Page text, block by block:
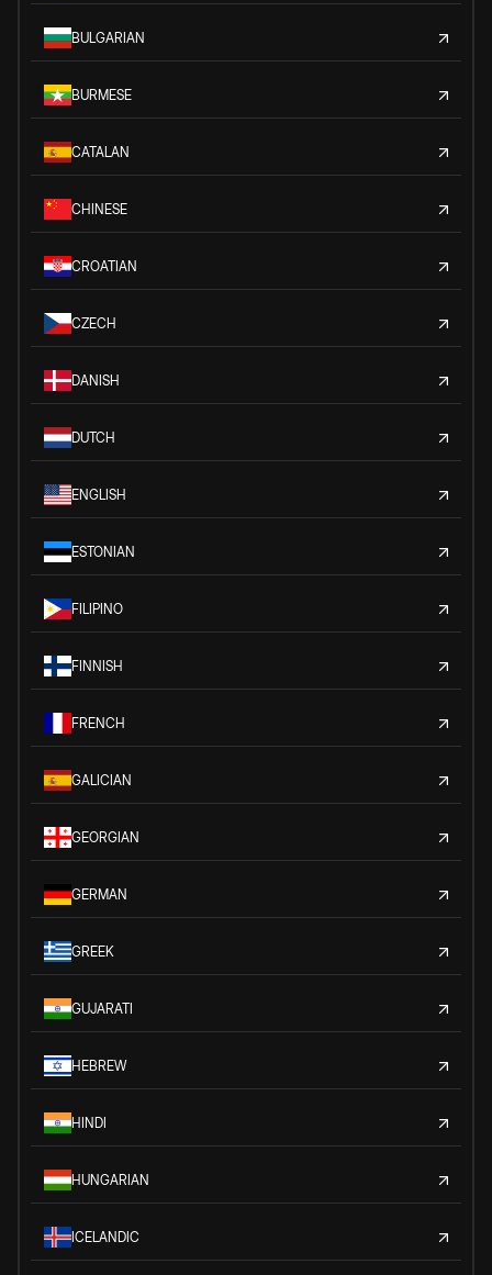
BULGARIAN
BURMESE
CATALAN
CHINESE
CROATIAN
CZECH
DANISH
DUTCH
ENGLISH
ESTONIAN
FILIPINO
FINNISH
FRENCH
GALICIAN
GEORGIAN
GERMAN
GREEK
GUJARATI
HEBREW
HINDI
HUNGARIAN
ICELANDIC